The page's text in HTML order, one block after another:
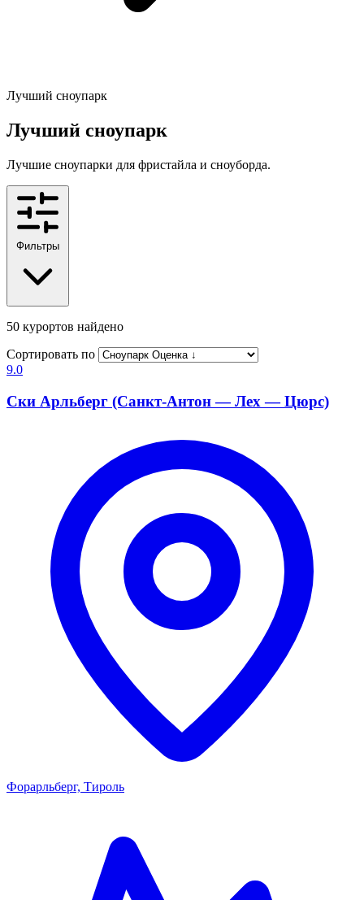
Лучший сноупарк
Лучший сноупарк
Лучшие сноупарки для фристайла и сноуборда.
Фильтры
50 курортов найдено
Сортировать по
9.0
Ски Арльберг (Санкт-Антон — Лех — Цюрс)
Форарльберг, Тироль